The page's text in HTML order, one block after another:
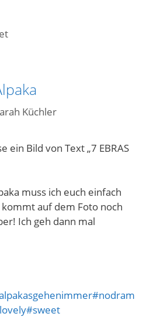
Küchler
muss ich euch einfach
auf dem Foto noch
Ich geh dann mal
#nodram
#sweet